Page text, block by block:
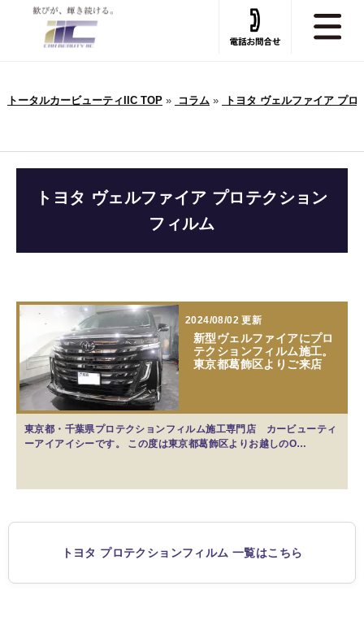
トータルカービューティIIC TOP» コラム» トヨタ ヴェルファイア プ
トヨタ ヴェルファイア プロテクション
フィルム
2024/08/02 更新
新型ヴェルファイアにプロ
テクションフィルム施工。
東京都葛飾区よりご来店
東京都・千葉県プロテクションフィルム施工専門店 カービューティ
ーアイアイシーです。 この度は東京都葛飾区よりお越しのO…
トヨタ プロテクションフィルム 一覧はこちら